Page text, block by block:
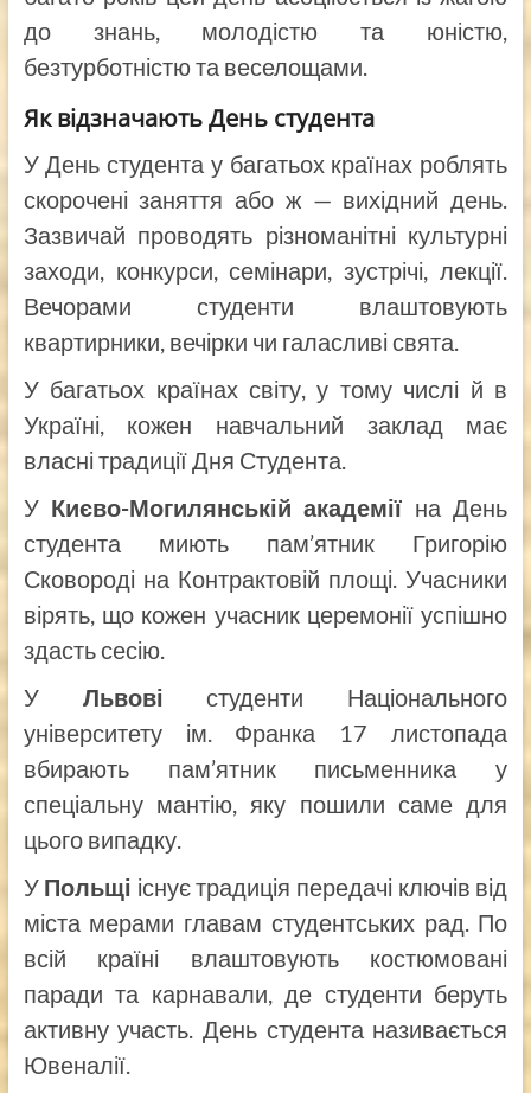
до знань, молодістю та юністю,
безтурботністю та веселощами.
Як відзначають День студента
У День студента у багатьох країнах роблять
скорочені заняття або ж — вихідний день.
Зазвичай проводять різноманітні культурні
заходи, конкурси, семінари, зустрічі, лекції.
Вечорами студенти влаштовують
квартирники, вечірки чи галасливі свята.
У багатьох країнах світу, у тому числі й в
Україні, кожен навчальний заклад має
власні традиції Дня Студента.
У Києво-Могилянській академії на День
студента миють пам’ятник Григорію
Сковороді на Контрактовій площі. Учасники
вірять, що кожен учасник церемонії успішно
здасть сесію.
У Львові студенти Національного
університету ім. Франка 17 листопада
вбирають пам’ятник письменника у
спеціальну мантію, яку пошили саме для
цього випадку.
У Польщі існує традиція передачі ключів від
міста мерами главам студентських рад. По
всій країні влаштовують костюмовані
паради та карнавали, де студенти беруть
активну участь. День студента називається
Ювеналії.